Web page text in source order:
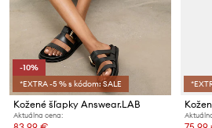
-10%
*EXTRA -5 % s kódom: SALE
Kožené šľapky Answear.LAB
Aktuálna cena: